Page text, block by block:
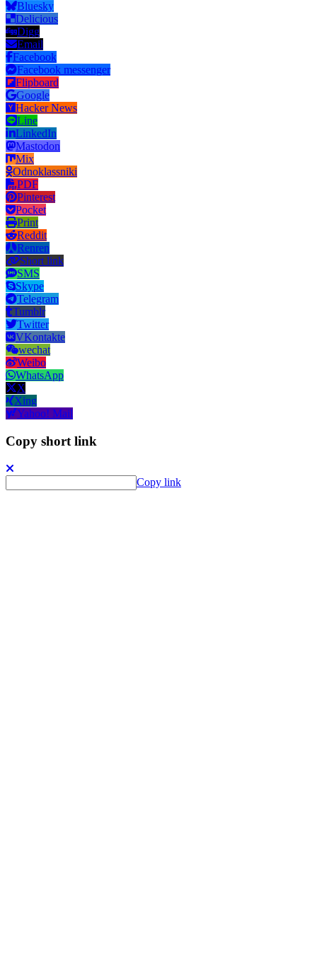
Bluesky
Delicious
Digg
Email
Facebook
Facebook messenger
Flipboard
Google
Hacker News
Line
LinkedIn
Mastodon
Mix
Odnoklassniki
PDF
Pinterest
Pocket
Print
Reddit
Renren
Short link
SMS
Skype
Telegram
Tumblr
Twitter
VKontakte
wechat
Weibo
WhatsApp
X
Xing
Yahoo! Mail
Copy short link
Copy link